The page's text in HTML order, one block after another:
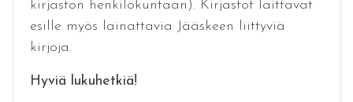
kirjaston henkilökuntaan). Kirjastot laittavat
esille myös lainattavia Jääskeen liittyviä
kirjoja.
Hyviä lukuhetkiä!